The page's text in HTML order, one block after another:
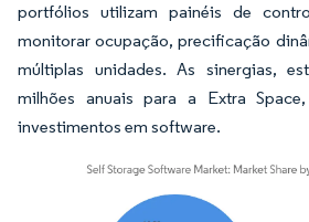
portfólios utilizam painéis de
monitorar ocupação, precificação
múltiplas unidades. As sinergias,
milhões anuais para a Extra
investimentos em software.